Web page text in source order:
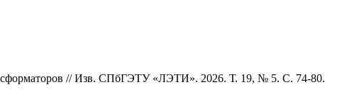
// Изв. СПбГЭТУ «ЛЭТИ». 2026. Т. 19, № 5. С. 74-80.